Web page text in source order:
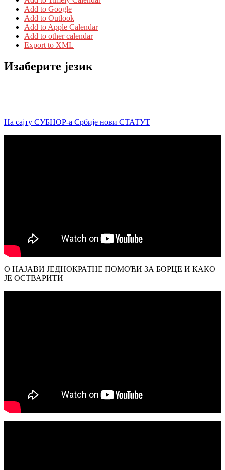
Add to Google
Add to Outlook
Add to Apple Calendar
Add to other calendar
Export to XML
Изаберите језик
На сајту СУБНОР-а Србије нови СТАТУТ
О НАЈАВИ ЈЕДНОКРАТНЕ ПОМОЋИ ЗА БОРЦЕ И КАКО
ЈЕ ОСТВАРИТИ